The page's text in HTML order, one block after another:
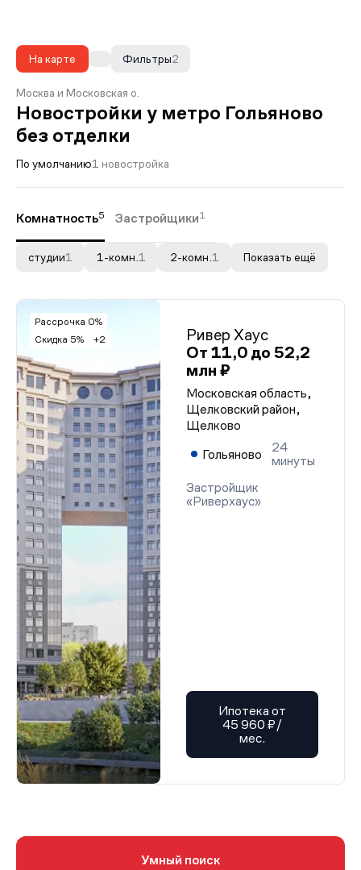
На карте 2
Фильтры
Москва и Московская о.
Новостройки у метро Гольяново
без отделки
По умолчанию1 новостройка
Комнатность5 Застройщики1
студии1 1-комн. 1 2-комн. 1 Показать ещё
Рассрочка 0%
Скидка 5%
+2
Ривер Хаус
От 11,0 до 52,2
млн ₽
Московская область,
Щелковский район,
Щелково
Гольяново
24
минуты
Застройщик
«Риверхаус»
Ипотека от
45 960 ₽/
мес.
Умный поиск